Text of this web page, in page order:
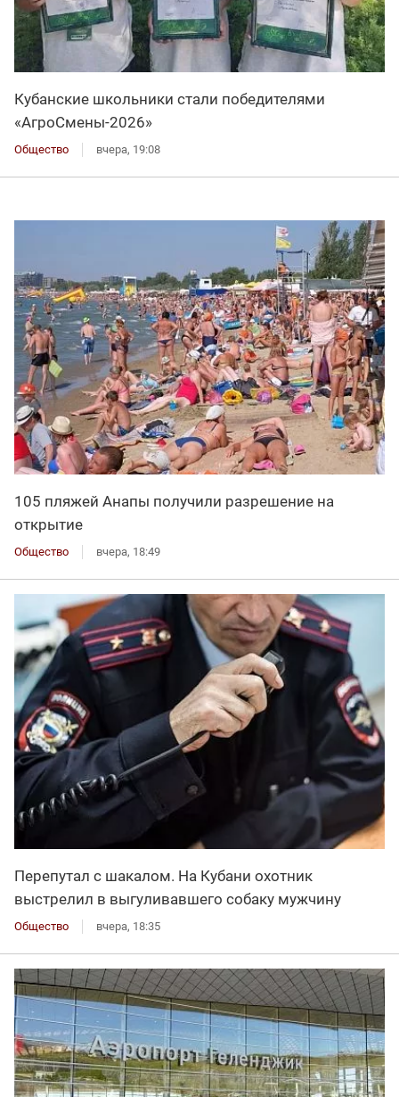
Кубанские школьники стали победителями
«АгроСмены-2026»
Общество вчера, 19:08
105 пляжей Анапы получили разрешение на
открытие
Общество вчера, 18:49
Перепутал с шакалом. На Кубани охотник
выстрелил в выгуливавшего собаку мужчину
Общество вчера, 18:35